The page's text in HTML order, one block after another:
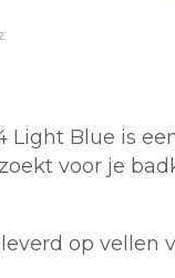
Light Blue is
voor je
op vellen